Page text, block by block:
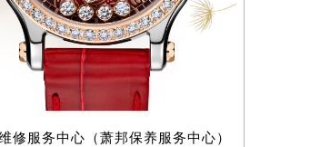
修服务中心（萧邦保养服务中心）